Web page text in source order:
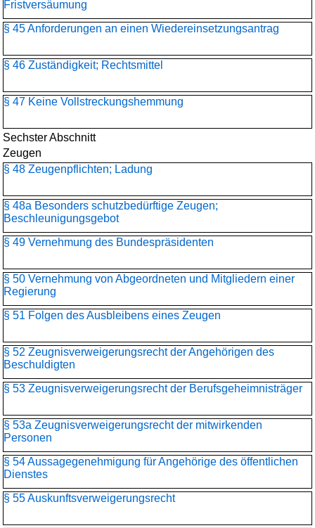
Fristversäumung
§ 45 Anforderungen an einen Wiedereinsetzungsantrag
§ 46 Zuständigkeit; Rechtsmittel
§ 47 Keine Vollstreckungshemmung
Sechster Abschnitt
Zeugen
§ 48 Zeugenpflichten; Ladung
§ 48a Besonders schutzbedürftige Zeugen;
Beschleunigungsgebot
§ 49 Vernehmung des Bundespräsidenten
§ 50 Vernehmung von Abgeordneten und Mitgliedern einer
Regierung
§ 51 Folgen des Ausbleibens eines Zeugen
§ 52 Zeugnisverweigerungsrecht der Angehörigen des
Beschuldigten
§ 53 Zeugnisverweigerungsrecht der Berufsgeheimnisträger
§ 53a Zeugnisverweigerungsrecht der mitwirkenden
Personen
§ 54 Aussagegenehmigung für Angehörige des öffentlichen
Dienstes
§ 55 Auskunftsverweigerungsrecht